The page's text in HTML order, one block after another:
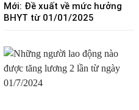
Mới: Đề xuất về mức hưởng
BHYT từ 01/01/2025